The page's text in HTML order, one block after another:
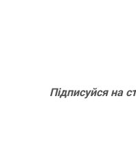
Підписуйся на